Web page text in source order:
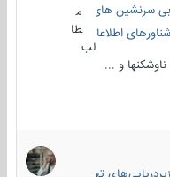
های دریایی
اطلاعاتی و جاسوسی
طا
لب
و ...
31